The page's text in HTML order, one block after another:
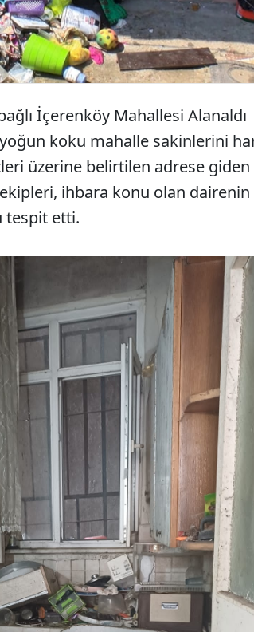
İçerenköy Mahallesi Alanaldı
koku mahalle sakinlerini
üzerine belirtilen adrese
ihbara konu olan dairenin
tespit etti.